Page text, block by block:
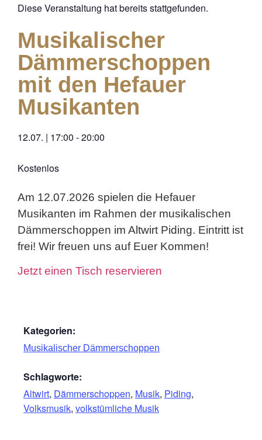
Diese Veranstaltung hat bereits stattgefunden.
Musikalischer
Dämmerschoppen
mit den Hefauer
Musikanten
12.07. | 17:00 -20:00
Kostenlos
Am 12.07.2026 spielen die Hefauer
Musikanten im Rahmen der musikalischen
Dämmerschoppen im Altwirt Piding. Eintritt ist
frei! Wir freuen uns auf Euer Kommen!
Jetzt einen Tisch reservieren
Kategorien:
Musikalischer Dämmerschoppen
Schlagworte:
Altwirt, Dämmerschoppen, Musik, Piding,
Volksmusik, volkstümliche Musik